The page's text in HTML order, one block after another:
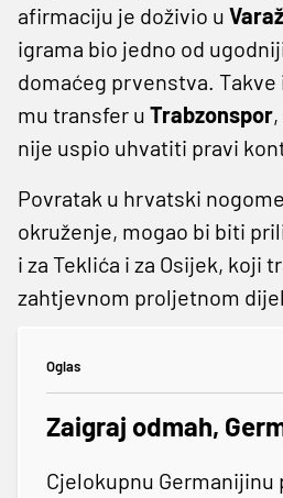
afirmaciju je doživio u
igrama bio jedno od
domaćeg prvenstva.
mu transfer u Trabzonspor
nije uspio uhvatiti pravi
Povratak u hrvatski
okruženje, mogao bi biti
i za Teklića i za Osijek, koji
zahtjevnom proljetnom
Oglas
Zaigraj odmah,
Cjelokupnu Germanijinu